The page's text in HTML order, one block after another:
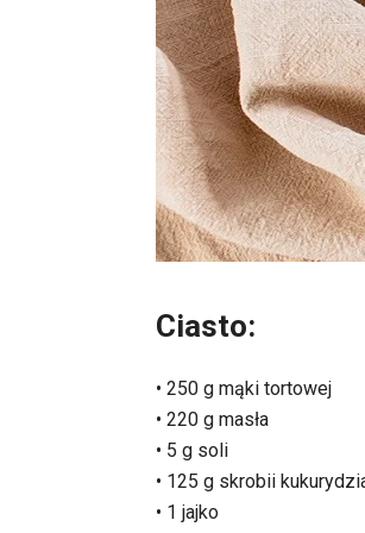
Ciasto:
• 250 g mąki tortowej
• 220 g masła
• 5 g soli
• 125 g skrobii
• 1 jajko